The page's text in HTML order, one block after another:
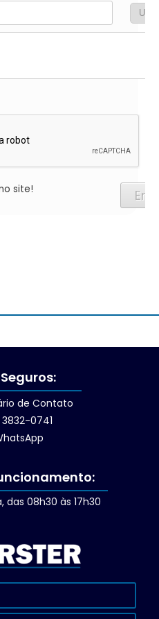
de Contato
3832-0741
das 08h30 às 17h30
Nome:
E-
Assunto:
Mensagem: